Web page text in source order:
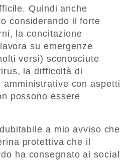
Quindi anche
considerando il forte
la concitazione
su emergenze
versi) sconosciute
la difficoltà di
amministrative con aspetti
possono essere
a mio avviso che
protettiva che il
ha consegnato ai social